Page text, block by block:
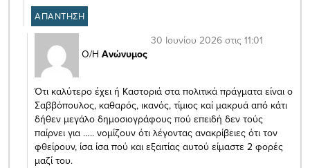
ΑΠΑΝΤΗΣΗ
Ο/Η Ανώνυμος
30 Ιουνίου 2026 στις 11:01
Ότι καλύτερο έχει ή Καστοριά στα πολιτικά πράγματα είναι ο
Σαββόπουλος, καθαρός, ικανός, τίμιος καί μακρυά από κάτι
δήθεν μεγάλο δημοσιογράφους πού επειδή δεν τούς
παίρνει για ….. νομίζουν ότι λέγοντας ανακρίβειες ότι τον
φθείρουν, ίσα ίσα πού και εξαιτίας αυτού είμαστε 2 φορές
μαζί του.